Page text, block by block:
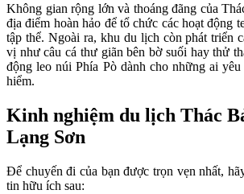
Không gian rộng lớn và thoáng đãng của
địa điểm hoàn hảo để tổ chức các hoạt động
tập thể. Ngoài ra, khu du lịch còn phát triển
vị như câu cá thư giãn bên bờ suối hay thử
động leo núi Phía Pò dành cho những ai
hiểm.
Kinh nghiệm du lịch Thác
Lạng Sơn
Để chuyến đi của bạn được trọn vẹn nhất,
tin hữu ích sau: